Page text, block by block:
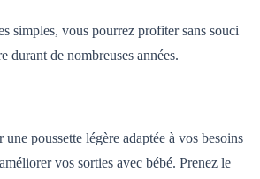
simples, vous pourrez profiter sans souci
durant de nombreuses années.
poussette légère adaptée à vos besoins
vos sorties avec bébé. Prenez le